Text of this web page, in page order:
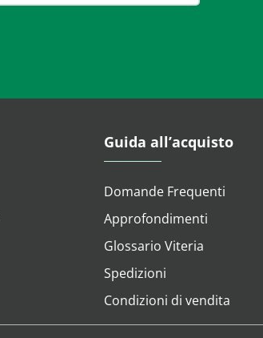
Guida all’acquisto
Domande Frequenti
Approfondimenti
Glossario Viteria
Spedizioni
Condizioni di vendita